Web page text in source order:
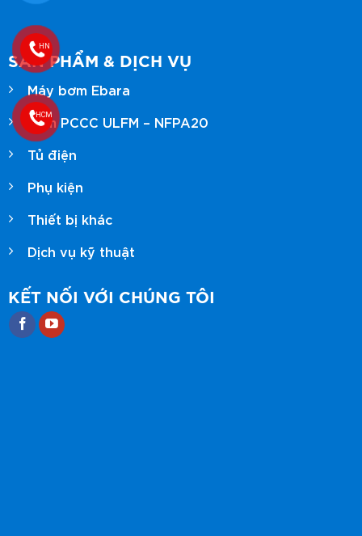
SẢN PHẨM & DỊCH VỤ
Máy bơm Ebara
Bơm PCCC ULFM – NFPA20
Tủ điện
Phụ kiện
Thiết bị khác
Dịch vụ kỹ thuật
KẾT NỐI VỚI CHÚNG TÔI